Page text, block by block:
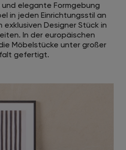
und elegante Formgebung
in jeden Einrichtungsstil an
exklusiven Designer Stück in
In der europäischen
Möbelstücke unter großer
gefertigt.